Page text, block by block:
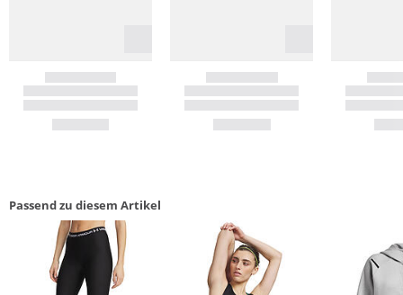
Passend zu diesem Artikel